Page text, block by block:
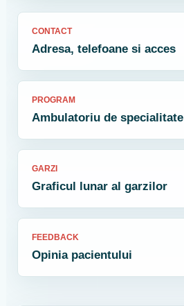
CONTACT
Adresa, telefoane si acces
PROGRAM
Ambulatoriu de specialitate
GARZI
Graficul lunar al garzilor
FEEDBACK
Opinia pacientului